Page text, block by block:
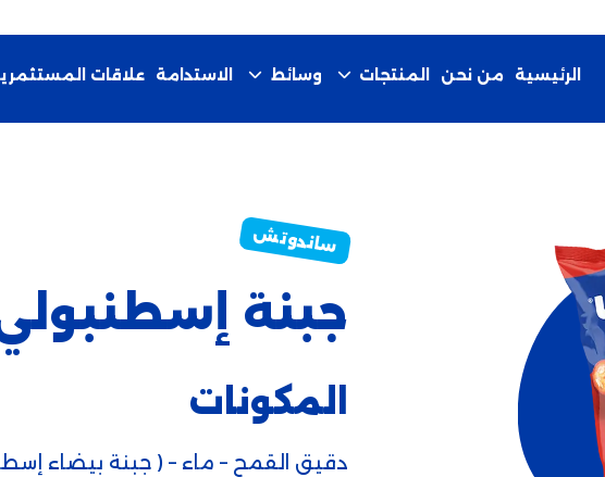
الرئيسية من نحن المنتجات وسائط الاستدامة علاقات
جبنة
المكونات
دقيق القمح – ماء – ( جبنة بيضاء